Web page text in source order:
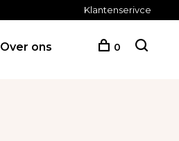
Klantenserivce
Over ons 0